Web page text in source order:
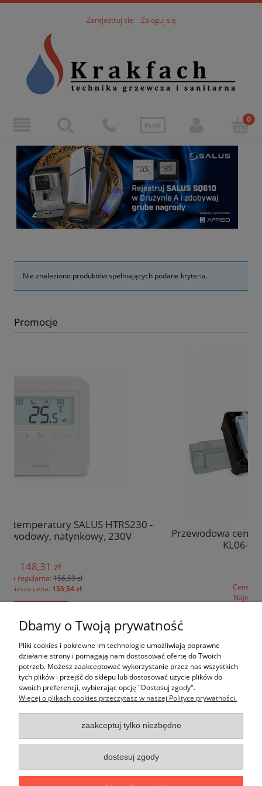
Zarejestruj się Zaloguj się
BLOG
Nie znaleziono produktów spełniających podane kryteria.
Promocje
-
Przewodowa centrala - listwa sterująca SALUS
Pomoc
Moje konto
Płatności i dostawa
Informacje
O nas
Dbamy o Twoją prywatność
Pliki cookies i pokrewne im technologie umożliwiają poprawne
działanie strony i pomagają nam dostosować ofertę do Twoich
potrzeb. Możesz zaakceptować wykorzystanie przez nas wszystkich
tych plików i przejść do sklepu lub dostosować użycie plików do
swoich preferencji, wybierając opcję "Dostosuj zgody".
Więcej o plikach cookies przeczytasz w naszej Polityce prywatności.
zaakceptuj tylko niezbędne
dostosuj zgody